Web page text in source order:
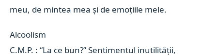
meu, de mintea mea și de emoțiile mele.
Alcoolism
C.M.P. : “La ce bun?” Sentimentul inutilității,